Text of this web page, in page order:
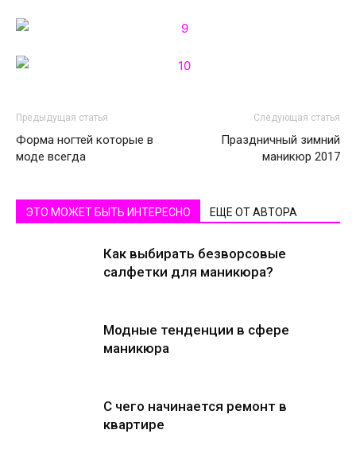
Предыдущая статья
Форма ногтей которые в
моде всегда
Следующая статья
Праздничный зимний
маникюр 2017
ЭТО МОЖЕТ БЫТЬ ИНТЕРЕСНО ЕЩЕ ОТ АВТОРА
Как выбирать безворсовые
салфетки для маникюра?
Модные тенденции в сфере
маникюра
С чего начинается ремонт в
квартире